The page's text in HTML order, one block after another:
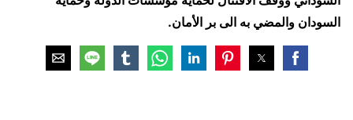
السودان والمضي به الى بر الأمان.